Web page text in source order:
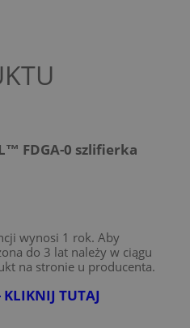
FDGA-0 szlifierka
wynosi 1 rok. Aby
do 3 lat należy w ciągu
na stronie u producenta.
TUTAJ